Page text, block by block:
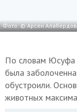
Фото: © Арсен
По словам Юсуфа
была
обустроили.
животных